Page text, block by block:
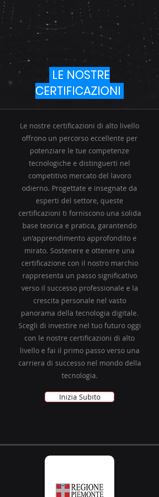
LE NOSTRE
CERTIFICAZIONI
Le nostre certificazioni di alto livello
offrono un percorso eccellente per
potenziare le tue competenze
tecnologiche e distinguerti nel
competitivo mercato del lavoro
odierno. Progettate e insegnate da
esperti del settore, queste
certificazioni ti forniscono una solida
base teorica e pratica, garantendo
un'apprendimento approfondito e
mirato. Sostenere e ottenere una
certificazione con il nostro marchio
rappresenta un passo significativo
verso il successo professionale e la
crescita personale nel vasto
panorama della tecnologia digitale.
Scegli di investire nel tuo futuro oggi
con le nostre certificazioni di alto
livello e fai il primo passo verso una
carriera di successo nel mondo della
tecnologia.
Inizia Subito